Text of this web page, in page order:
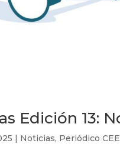
Edición 13:
| Noticias, Periódico